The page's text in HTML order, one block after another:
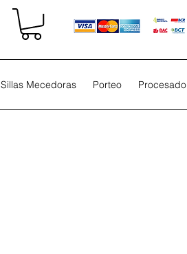
Sillas Mecedoras Porteo